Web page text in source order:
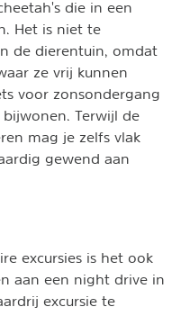
die in een
Het is niet te
de dierentuin, omdat
ze vrij kunnen
voor zonsondergang
Terwijl de
mag je zelfs vlak
gewend aan
excursies is het ook
aan een night drive in
excursie te